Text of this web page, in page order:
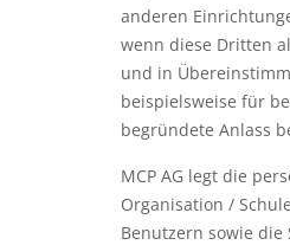
anderen
wenn diese Dritten
und in
beispielsweise für
begründete Anlass
MCP AG legt die
Organisation /
Benutzern sowie